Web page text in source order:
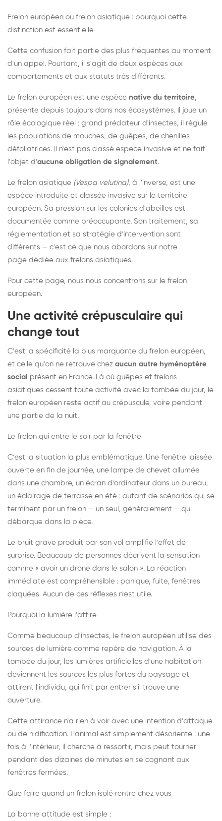
Frelon européen ou frelon asiatique : pourquoi cette
distinction est essentielle
Cette confusion fait partie des plus fréquentes au moment
d'un appel. Pourtant, il s'agit de deux espèces aux
comportements et aux statuts très différents.
Le frelon européen est une espèce native du territoire,
présente depuis toujours dans nos écosystèmes. Il joue un
rôle écologique réel : grand prédateur d'insectes, il régule
les populations de mouches, de guêpes, de chenilles
défoliatrices. Il n'est pas classé espèce invasive et ne fait
l'objet d'aucune obligation de signalement.
Le frelon asiatique (Vespa velutina), à l'inverse, est une
espèce introduite et classée invasive sur le territoire
européen. Sa pression sur les colonies d'abeilles est
documentée comme préoccupante. Son traitement, sa
réglementation et sa stratégie d'intervention sont
différents — c'est ce que nous abordons sur notre
page dédiée aux frelons asiatiques.
Pour cette page, nous nous concentrons sur le frelon
européen.
Une activité crépusculaire qui
change tout
C'est la spécificité la plus marquante du frelon européen,
et celle qu'on ne retrouve chez aucun autre hyménoptère
social présent en France. Là où guêpes et frelons
asiatiques cessent toute activité avec la tombée du jour, le
frelon européen reste actif au crépuscule, voire pendant
une partie de la nuit.
Le frelon qui entre le soir par la fenêtre
C'est la situation la plus emblématique. Une fenêtre laissée
ouverte en fin de journée, une lampe de chevet allumée
dans une chambre, un écran d'ordinateur dans un bureau,
un éclairage de terrasse en été : autant de scénarios qui se
terminent par un frelon — un seul, généralement — qui
débarque dans la pièce.
Le bruit grave produit par son vol amplifie l'effet de
surprise. Beaucoup de personnes décrivent la sensation
comme « avoir un drone dans le salon ». La réaction
immédiate est compréhensible : panique, fuite, fenêtres
claquées. Aucun de ces réflexes n'est utile.
Pourquoi la lumière l'attire
Comme beaucoup d'insectes, le frelon européen utilise des
sources de lumière comme repère de navigation. À la
tombée du jour, les lumières artificielles d'une habitation
deviennent les sources les plus fortes du paysage et
attirent l'individu, qui finit par entrer s'il trouve une
ouverture.
Cette attirance n'a rien à voir avec une intention d'attaque
ou de nidification. L'animal est simplement désorienté : une
fois à l'intérieur, il cherche à ressortir, mais peut tourner
pendant des dizaines de minutes en se cognant aux
fenêtres fermées.
Que faire quand un frelon isolé rentre chez vous
La bonne attitude est simple :